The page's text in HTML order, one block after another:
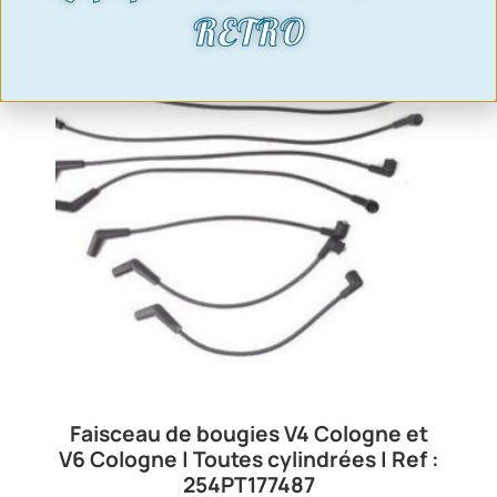
Faisceau de bougies V4 Cologne et
V6 Cologne | Toutes cylindrées | Ref :
254PT177487
RETRO